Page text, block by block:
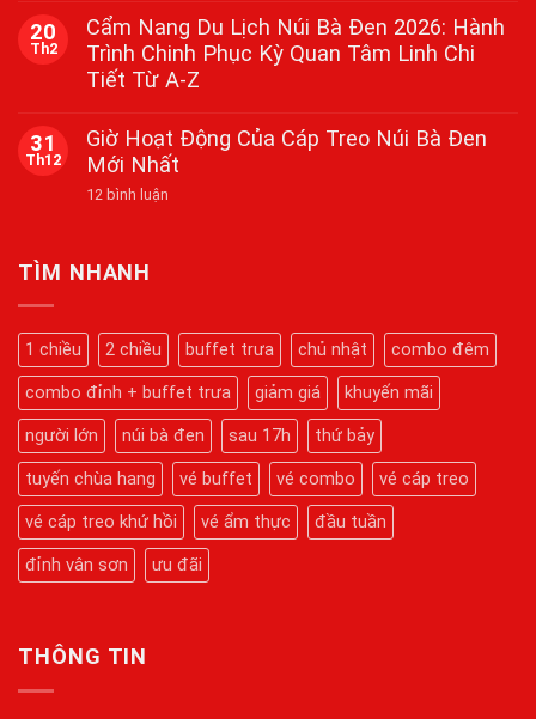
Tây
Ninh
2026
Tháng
Giêng
–
Hành
Hương
Thiêng,
Nguyện
Cầu
Mãn
bình
luận
ở
Lịch
Hoa
Tầm
Cao
Tại
Dịp
Tết
20
Th2
Cẩm Nang Du Lịch Núi Bà Đen 2026: Hành
Trình Chinh Phục Kỳ Quan Tâm Linh Chi
Tiết Từ A-Z
bình
luận
ở
Cẩm
Núi
Bà
Hành
Trình
Chinh
Phục
Kỳ
Quan
Tâm
Linh
Chi
Tiết
Từ
A-
Z
31
Th12
Giờ Hoạt Động Của Cáp Treo Núi Bà Đen
Mới Nhất
12 bình luận
Bà
Đen
Mới
Nhất
TÌM NHANH
1 chiều 2 chiều buffet trưa chủ nhật
combo đêm
combo đỉnh + buffet trưa
giảm giá
khuyến mãi
người lớn
núi bà đen sau 17h
thứ bảy
tuyến chùa hang
vé buffet vé combo
vé cáp treo
vé cáp treo khứ hồi
vé ẩm thực
đầu tuần
đỉnh vân sơn
ưu đãi
THÔNG TIN